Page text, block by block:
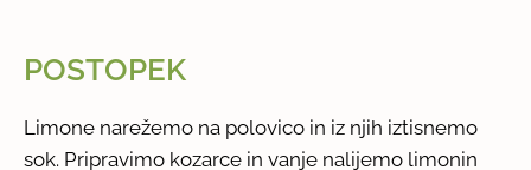
POSTOPEK
Limone narežemo na polovico in iz njih iztisnemo
sok. Pripravimo kozarce in vanje nalijemo limonin